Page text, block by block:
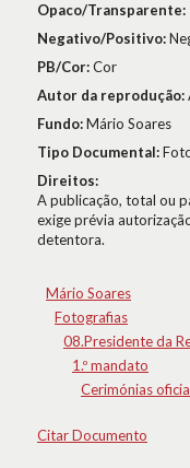
Opaco/Transparente:
Negativo/Positivo:
PB/Cor:Cor
Autor da reprodução:
Fundo:Mário Soares
Tipo Documental:
Direitos:
A publicação, total ou
exige prévia
detentora.
Mário Soares
Fotografias
08.Presidente da
1.º mandato
Cerimónias
Citar Documento